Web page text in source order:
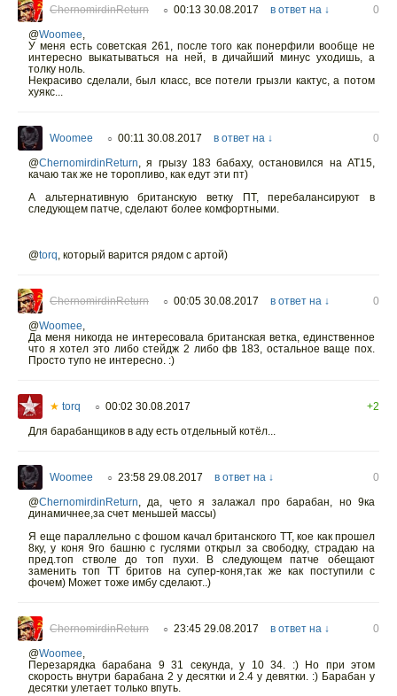
ChernomirdinReturn ○ 00:13 30.08.2017 в ответ на ↓
0
@Woomee,
У меня есть советская 261, после того как понерфили вообще не
интересно выкатываться на ней, в дичайший минус уходишь, а
толку ноль.
Некрасиво сделали, был класс, все потели грызли кактус, а потом
хуякс...
Woomee ○ 00:11 30.08.2017 в ответ на ↓
0
@ChernomirdinReturn,я грызу 183 бабаху, остановился на АТ15,
качаю так же не торопливо, как едут эти пт)
А альтернативную британскую ветку ПТ, перебалансируют в
следующем патче, сделают более комфортными.
@torq, который варится рядом с артой)
ChernomirdinReturn ○ 00:05 30.08.2017 в ответ на ↓
0
@Woomee,
Да меня никогда не интересовала британская ветка, единственное
что я хотел это либо стейдж 2 либо фв 183, остальное ваще пох.
Просто тупо не интересно. :)
★ torq ○ 00:02 30.08.2017
+2
Для барабанщиков в аду есть отдельный котёл...
Woomee ○ 23:58 29.08.2017 в ответ на ↓
0
@ChernomirdinReturn,да, чето я залажал про барабан, но 9ка
динамичнее,за счет меньшей массы)
Я еще параллельно с фошом качал британского ТТ, кое как прошел
8ку, у коня 9го башню с гуслями открыл за свободку, страдаю на
пред.топ стволе до топ пухи. В следующем патче обещают
заменить топ ТТ бритов на супер-коня,так же как поступили с
фочем) Может тоже имбу сделают..)
ChernomirdinReturn ○ 23:45 29.08.2017 в ответ на ↓
0
@Woomee,
Перезарядка барабана 9 31 секунда, у 10 34. :) Но при этом
скорость внутри барабана 2 у десятки и 2.4 у девятки. :) Барабан у
десятки улетает только впуть.